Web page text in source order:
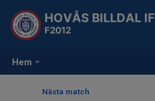
Hem
HOVÅS BILLDAL IF
F2012
Nästa match